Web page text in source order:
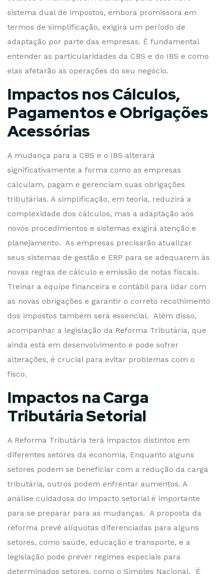
sistema dual de impostos, embora promissora em
termos de simplificação, exigirá um período de
adaptação por parte das empresas. É fundamental
entender as particularidades da CBS e do IBS e como
elas afetarão as operações do seu negócio.
Impactos nos Cálculos,
Pagamentos e Obrigações
Acessórias
A mudança para a CBS e o IBS alterará
significativamente a forma como as empresas
calculam, pagam e gerenciam suas obrigações
tributárias. A simplificação, em teoria, reduzirá a
complexidade dos cálculos, mas a adaptação aos
novos procedimentos e sistemas exigirá atenção e
planejamento. As empresas precisarão atualizar
seus sistemas de gestão e ERP para se adequarem às
novas regras de cálculo e emissão de notas fiscais.
Treinar a equipe financeira e contábil para lidar com
as novas obrigações e garantir o correto recolhimento
dos impostos também será essencial. Além disso,
acompanhar a legislação da Reforma Tributária, que
ainda está em desenvolvimento e pode sofrer
alterações, é crucial para evitar problemas com o
fisco.
Impactos na Carga
Tributária Setorial
A Reforma Tributária terá impactos distintos em
diferentes setores da economia. Enquanto alguns
setores podem se beneficiar com a redução da carga
tributária, outros podem enfrentar aumentos. A
análise cuidadosa do impacto setorial é importante
para se preparar para as mudanças. A proposta da
reforma prevê alíquotas diferenciadas para alguns
setores, como saúde, educação e transporte, e a
legislação pode prever regimes especiais para
determinados setores, como o Simples Nacional. É